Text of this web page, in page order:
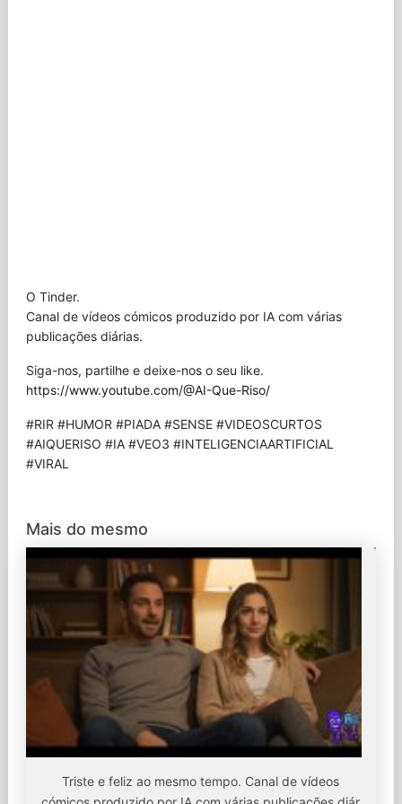
O Tinder.
Canal de vídeos cómicos produzido por IA com várias
publicações diárias.
Siga-nos, partilhe e deixe-nos o seu like.
https://www.youtube.com/@AI-Que-Riso/
#RIR #HUMOR #PIADA #SENSE #VIDEOSCURTOS
#AIQUERISO #IA #VEO3 #INTELIGENCIAARTIFICIAL
#VIRAL
Mais do mesmo
Triste e feliz ao mesmo tempo. Canal de vídeos